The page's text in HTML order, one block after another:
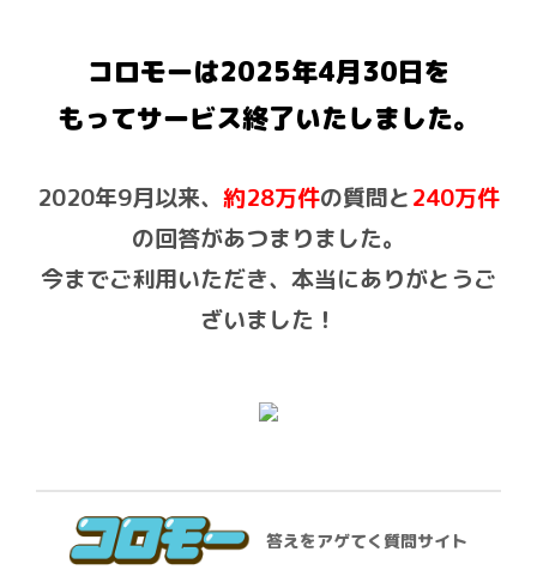
コロモーは2025年4月30日を
もってサービス終了いたしました。
2020年9月以来、 約28万件の質問と240万件
の回答があつまりました。
今までご利用いただき、本当にありがとうご
ざいました！
答えをアゲてく質問サイト